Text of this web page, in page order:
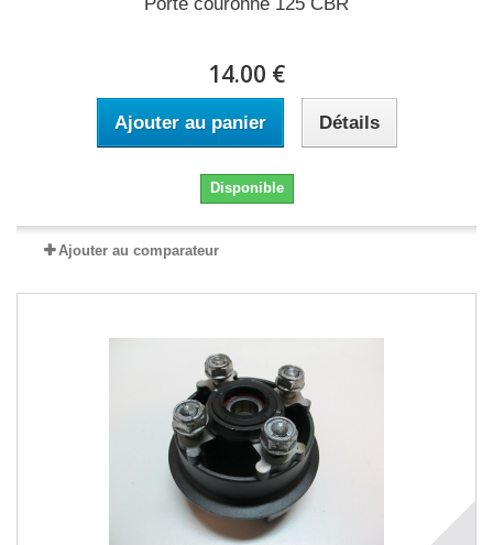
14.00 €
Ajouter au panier Détails
Disponible
Ajouter au comparateur